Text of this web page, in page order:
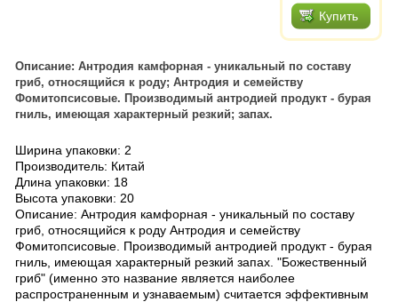
Купить
Описание: Антродия камфорная - уникальный по составу
гриб, относящийся к роду; Антродия и семейству
Фомитопсисовые. Производимый антродией продукт - бурая
гниль, имеющая характерный резкий; запах.
Ширина упаковки: 2
Производитель: Китай
Длина упаковки: 18
Высота упаковки: 20
Описание: Антродия камфорная - уникальный по составу
гриб, относящийся к роду Антродия и семейству
Фомитопсисовые. Производимый антродией продукт - бурая
гниль, имеющая характерный резкий запах. "Божественный
гриб" (именно это название является наиболее
распространенным и узнаваемым) считается эффективным